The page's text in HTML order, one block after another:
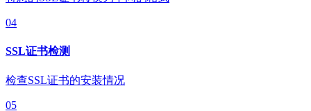
04
SSL证书检测
检查SSL证书的安装情况
05